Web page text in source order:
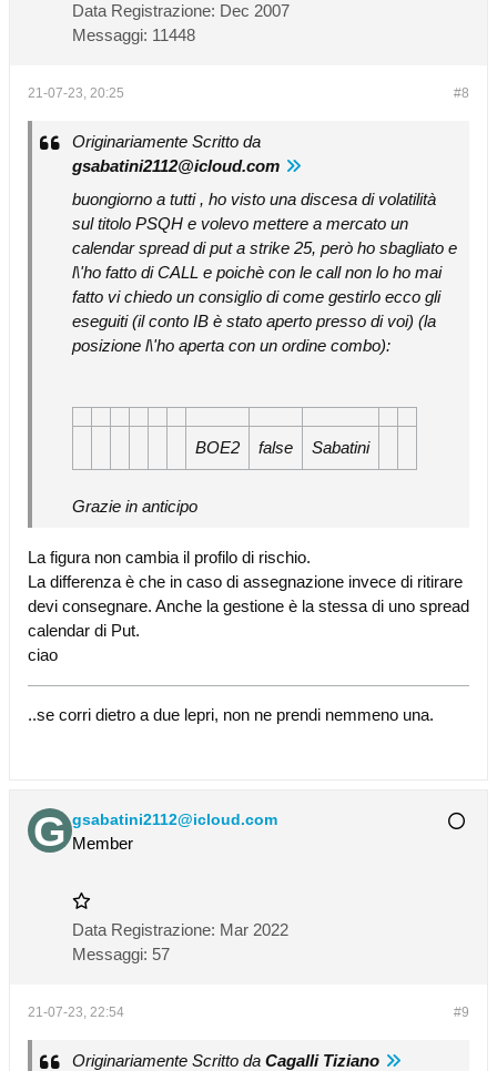
Data Registrazione: Dec 2007
Messaggi: 11448
#8
21-07-23, 20:25
Originariamente Scritto da
gsabatini2112@icloud.com
buongiorno a tutti , ho visto una discesa di volatilità
sul titolo PSQH e volevo mettere a mercato un
calendar spread di put a strike 25, però ho sbagliato e
l\'ho fatto di CALL e poichè con le call non lo ho mai
fatto vi chiedo un consiglio di come gestirlo ecco gli
eseguiti (il conto IB è stato aperto presso di voi) (la
posizione l\'ho aperta con un ordine combo):
BOE2 false Sabatini
Grazie in anticipo
La figura non cambia il profilo di rischio.
La differenza è che in caso di assegnazione invece di ritirare
devi consegnare. Anche la gestione è la stessa di uno spread
calendar di Put.
ciao
..se corri dietro a due lepri, non ne prendi nemmeno una.
gsabatini2112@icloud.com
Member
Data Registrazione: Mar 2022
Messaggi: 57
#9
21-07-23, 22:54
Originariamente Scritto da Cagalli Tiziano